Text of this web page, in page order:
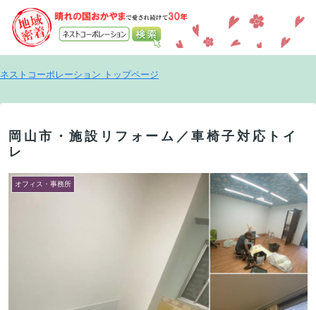
ネストコーポレーション トップページ
岡山市・施設リフォーム／車椅子対応トイ
レ
オフィス・事務所